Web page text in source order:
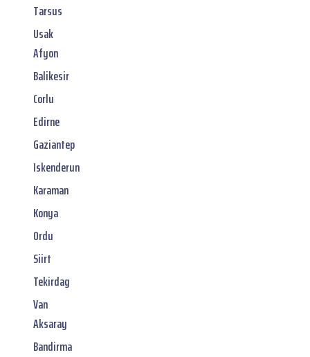
Tarsus
Usak
Afyon
Balikesir
Corlu
Edirne
Gaziantep
Iskenderun
Karaman
Konya
Ordu
Siirt
Tekirdag
Van
Aksaray
Bandirma